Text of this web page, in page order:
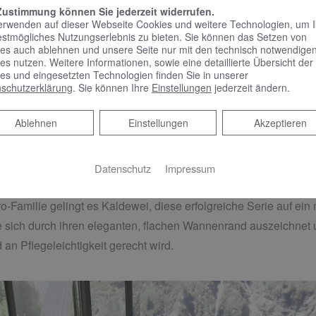
Puro Next ist ihr extra flacher Wannenrand mit einer
und das Design der Kaldewei Wanne prägt. Der
der Kaldewei Puro Next in den Fliesenspiegel. Eine
weich auslaufendem Nackenbereich sorgen zudem für eine
optional erhältliche Haltegriffe die Nutzung in jeder
Oberfläche schafft ein edles Erscheinungsbild und
Und auf Wunsch sorgen Oberflächenvergütungen
Wanne Puro Next.
Familie gelingt es Kaldewei, diese erfolgreiche Serie auf
durch ihren eleganten, flachen Wannenrand auszeichnet
Pflegeleichtigkeit gerecht wird.
können Sie jederzeit widerrufen.
auf dieser Webseite Cookies und weitere Technologien, um
Nutzungserlebnis zu bieten. Sie können das Setzen von
auch ablehnen und unsere Seite nur mit den technisch notwendigen
nutzen. Weitere Informationen, sowie eine detaillierte Übersicht der
und eingesetzten Technologien finden Sie in unserer
. Sie können Ihre Einstellungen jederzeit ändern.
Akzeptieren
Einstellungen
Ablehnen
Ablehnen
Datenschutz Impressum